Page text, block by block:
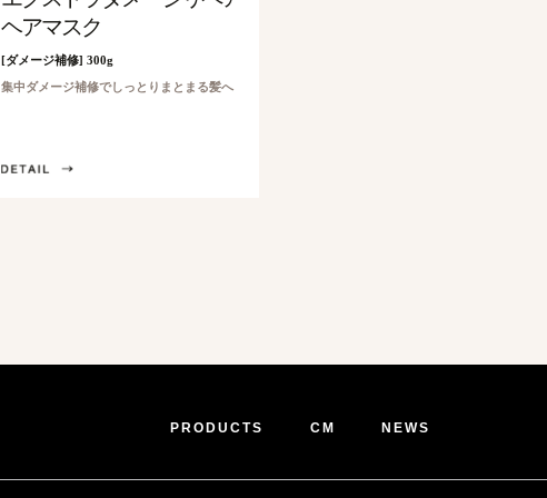
ヘアマスク
[ダメージ補修] 300g
集中ダメージ補修でしっとりまとまる髪へ
PRODUCTS CM NEWS